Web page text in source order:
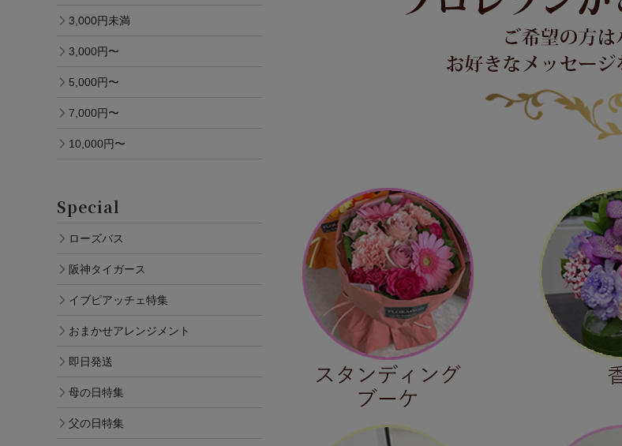
3,000円未満
3,000円〜
5,000円〜
7,000円〜
10,000円〜
Special
ローズバス
阪神タイガース
イブピアッチェ特集
おまかせアレンジメント
即日発送
母の日特集
父の日特集